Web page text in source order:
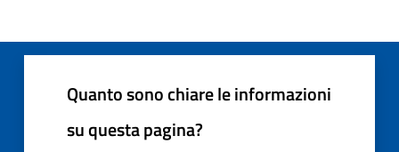
Quanto sono chiare le informazioni
su questa pagina?